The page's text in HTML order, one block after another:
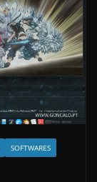
SOFTWARES